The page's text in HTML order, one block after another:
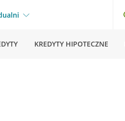
KREDYTY HIPOTECZNE